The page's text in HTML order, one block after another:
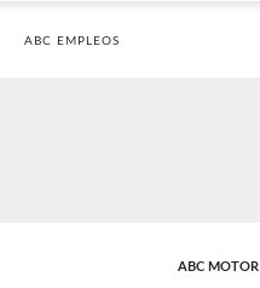
ABC EMPLEOS
ABC MOTOR